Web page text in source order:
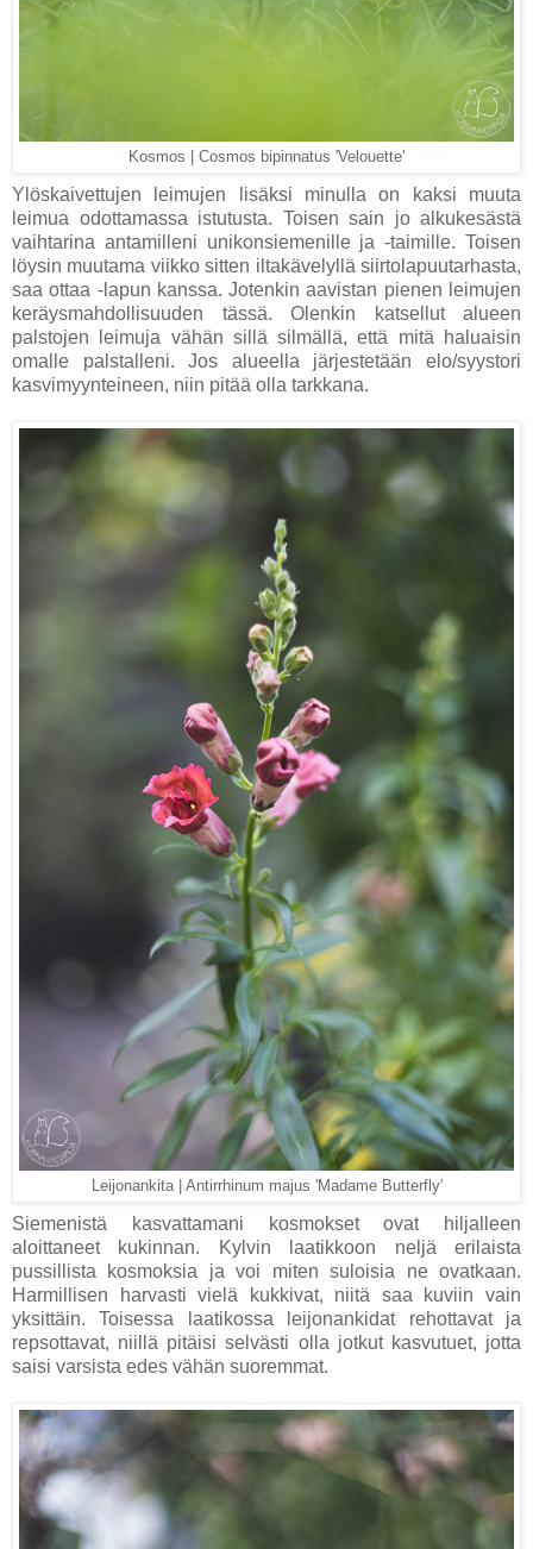
Kosmos | Cosmos bipinnatus 'Velouette'
Ylöskaivettujen leimujen lisäksi minulla on kaksi muuta
leimua odottamassa istutusta. Toisen sain jo alkukesästä
vaihtarina antamilleni unikonsiemenille ja -taimille. Toisen
löysin muutama viikko sitten iltakävelyllä siirtolapuutarhasta,
saa ottaa -lapun kanssa. Jotenkin aavistan pienen leimujen
keräysmahdollisuuden tässä. Olenkin katsellut alueen
palstojen leimuja vähän sillä silmällä, että mitä haluaisin
omalle palstalleni. Jos alueella järjestetään elo/syystori
kasvimyynteineen, niin pitää olla tarkkana.
Leijonankita | Antirrhinum majus 'Madame Butterfly'
Siemenistä kasvattamani kosmokset ovat hiljalleen
aloittaneet kukinnan. Kylvin laatikkoon neljä erilaista
pussillista kosmoksia ja voi miten suloisia ne ovatkaan.
Harmillisen harvasti vielä kukkivat, niitä saa kuviin vain
yksittäin. Toisessa laatikossa leijonankidat rehottavat ja
repsottavat, niillä pitäisi selvästi olla jotkut kasvutuet, jotta
saisi varsista edes vähän suoremmat.